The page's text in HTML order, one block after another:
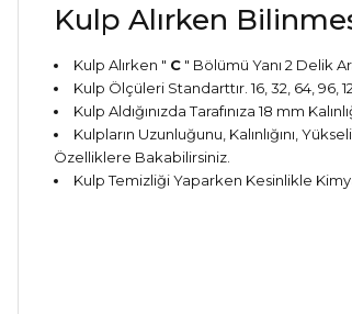
Kulp Alırken
Kulp Alırken " C " Bölümü Yanı 2 Delik
Kulp Ölçüleri Standarttır. 16, 32, 64, 96,
Kulp Aldığınızda Tarafınıza 18 mm
Kulpların Uzunluğunu, Kalınlığını,
Özelliklere Bakabilirsiniz.
Kulp Temizliği Yaparken Kesinlikle